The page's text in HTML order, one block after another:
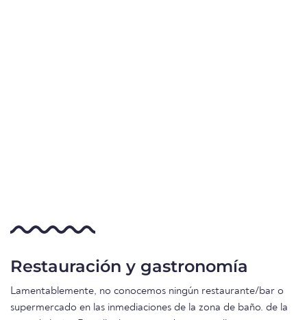
Restauración y gastronomía
Lamentablemente, no conocemos ningún restaurante/bar o
supermercado en las inmediaciones de la zona de baño. de la